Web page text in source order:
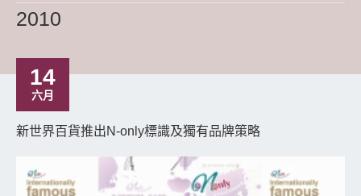
2010
14
六月
新世界百貨推出N-only標識及獨有品牌策略